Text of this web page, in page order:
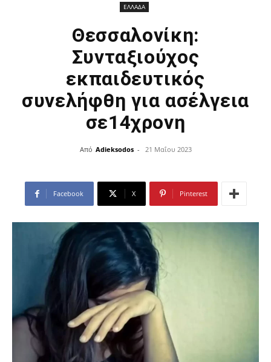
ΕΛΛΑΔΑ
Θεσσαλονίκη:
Συνταξιούχος
εκπαιδευτικός
συνελήφθη για ασέλγεια
σε14χρονη
Από Adieksodos - 21 Μαΐου 2023
Facebook X Pinterest